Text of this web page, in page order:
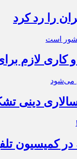
را رد کرد
و کاری لازم
دینی
کمیسیون